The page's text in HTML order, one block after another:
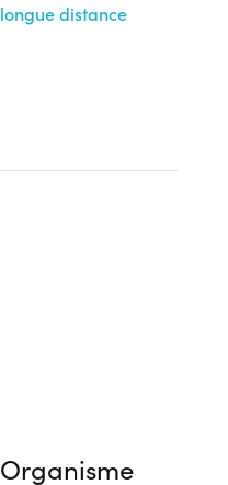
longue distance
Organisme